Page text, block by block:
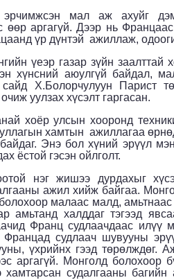
мал аж ахуйг
өөр аргагүй. Дээр нь
үр дүнтэй ажиллаж,
үеэр газар зүйн заалттай
хүнсний аюулгүй байдал,
Х.Болорчулуун Парист
уулзах хүсэлт гаргасан.
хоёр улсын хооронд
хамтын ажиллагаа
байдаг. Энэ бол хүний эрүүл
ёстой гэсэн ойлголт.
нэг жишээ дурдахыг
ажил хийж байгаа.
малаас малд,
амьтанд халддаг тэгээд
Франц судлаачдаас илүү
Францад судлаач шувууны
үхрийнх гээд төрөлждөг.
аргагүй. Монголд
хамтарсан судалгааны